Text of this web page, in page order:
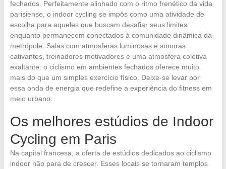
fechados. Perfeitamente alinhado com o ritmo frenético da vida
parisiense, o indoor cycling se impôs como uma atividade de
escolha para aqueles que buscam desafiar seus limites
enquanto permanecem conectados à comunidade dinâmica da
metrópole. Salas com atmosferas luminosas e sonoras
cativantes, treinadores motivadores e uma atmosfera coletiva
exaltante: o ciclismo em ambientes fechados oferece muito
mais do que um simples exercício físico. Deixe-se levar por
essa onda de energia que redefine a experiência do fitness em
meio urbano.
Os melhores estúdios de Indoor
Cycling em Paris
Na capital francesa, a oferta de estúdios dedicados ao ciclismo
indoor não para de crescer. Esses locais se tornaram templos